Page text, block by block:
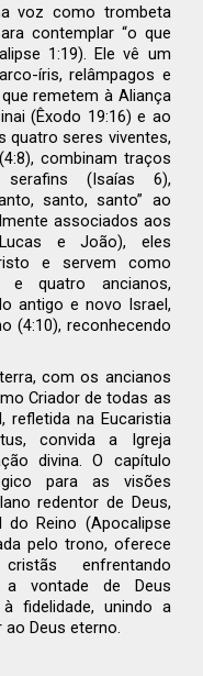
voz como trombeta
contemplar “o que
1:19). Ele vê um
íris, relâmpagos e
remetem à Aliança
(Êxodo 19:16) e ao
quatro seres viventes,
combinam traços
(Isaías 6),
santo, santo” ao
associados aos
e João), eles
e servem como
e quatro ancianos,
antigo e novo Israel,
(4:10), reconhecendo
com os ancianos
Criador de todas as
refletida na Eucaristia
convida a Igreja
divina. O capítulo
para as visões
redentor de Deus,
Reino (Apocalipse
pelo trono, oferece
enfrentando
a vontade de Deus
fidelidade, unindo a
Deus eterno.